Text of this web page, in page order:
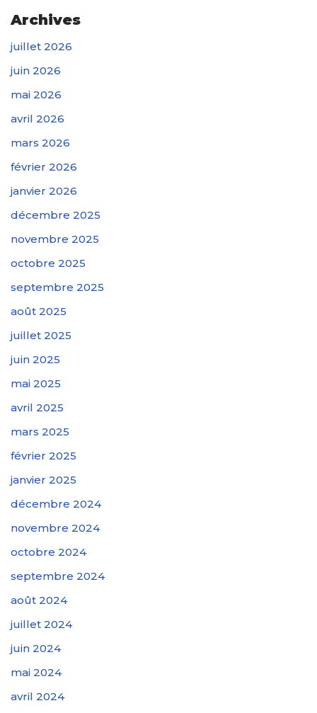
Archives
juillet 2026
juin 2026
mai 2026
avril 2026
mars 2026
février 2026
janvier 2026
décembre 2025
novembre 2025
octobre 2025
septembre 2025
août 2025
juillet 2025
juin 2025
mai 2025
avril 2025
mars 2025
février 2025
janvier 2025
décembre 2024
novembre 2024
octobre 2024
septembre 2024
août 2024
juillet 2024
juin 2024
mai 2024
avril 2024